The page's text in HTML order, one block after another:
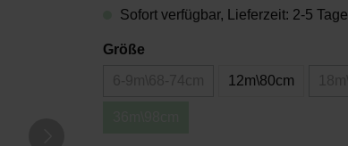
Sofort verfügbar, Lieferzeit: 2-5 Tage
Größe
12m\80cm